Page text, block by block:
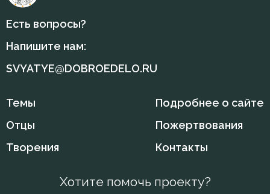
Духовная жизнь
Душа
Жизнь
Заповеди
Зло
Симеон Новый Богослов
Есть вопросы?
Напишите нам:
SVYATYE@DOBROEDELO.RU
Темы
Отцы
Творения
Подробнее о сайте
Пожертвования
Контакты
Хотите помочь проекту?